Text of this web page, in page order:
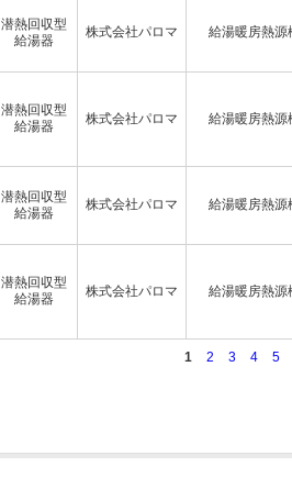
潜熱回収型
給湯器
株式会社パロマ 給湯暖房熱源
潜熱回収型
給湯器
株式会社パロマ 給湯暖房熱源
潜熱回収型
給湯器
株式会社パロマ 給湯暖房熱源
潜熱回収型
給湯器
株式会社パロマ 給湯暖房熱源
1 2 3 4 5